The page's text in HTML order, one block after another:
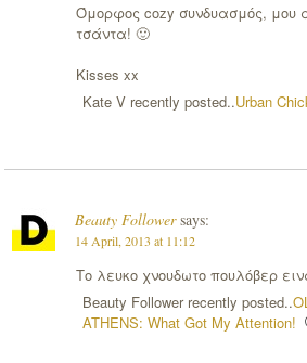
Όμορφος cozy συνδυασμός, μου
τσάντα! 🙂
Kisses xx
Kate V recently posted..Urban
Beauty Follower says:
14 April, 2013 at 11:12
Το λευκο χνουδωτο πουλόβερ
Beauty Follower recently posted..
ATHENS: What Got My Attention!